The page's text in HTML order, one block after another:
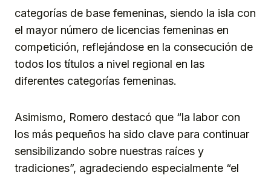
categorías de base femeninas, siendo la isla con
el mayor número de licencias femeninas en
competición, reflejándose en la consecución de
todos los títulos a nivel regional en las
diferentes categorías femeninas.
Asimismo, Romero destacó que “la labor con
los más pequeños ha sido clave para continuar
sensibilizando sobre nuestras raíces y
tradiciones”, agradeciendo especialmente “el